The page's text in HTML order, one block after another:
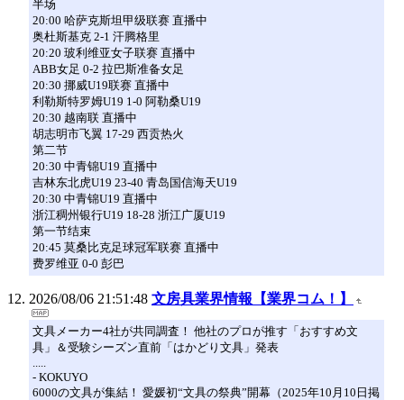
半场
20:00 哈萨克斯坦甲级联赛 直播中
奥杜斯基克 2-1 汗腾格里
20:20 玻利维亚女子联赛 直播中
ABB女足 0-2 拉巴斯准备女足
20:30 挪威U19联赛 直播中
利勒斯特罗姆U19 1-0 阿勒桑U19
20:30 越南联 直播中
胡志明市飞翼 17-29 西贡热火
第二节
20:30 中青锦U19 直播中
吉林东北虎U19 23-40 青岛国信海天U19
20:30 中青锦U19 直播中
浙江稠州银行U19 18-28 浙江广厦U19
第一节结束
20:45 莫桑比克足球冠军联赛 直播中
费罗维亚 0-0 彭巴
2026/08/06 21:51:48 文房具業界情報【業界コム！】
文具メーカー4社が共同調査！ 他社のプロが推す「おすすめ文
具」＆受験シーズン直前「はかどり文具」発表
- KOKUYO
6000の文具が集結！ 愛媛初“文具の祭典”開幕（2025年10月10日掲